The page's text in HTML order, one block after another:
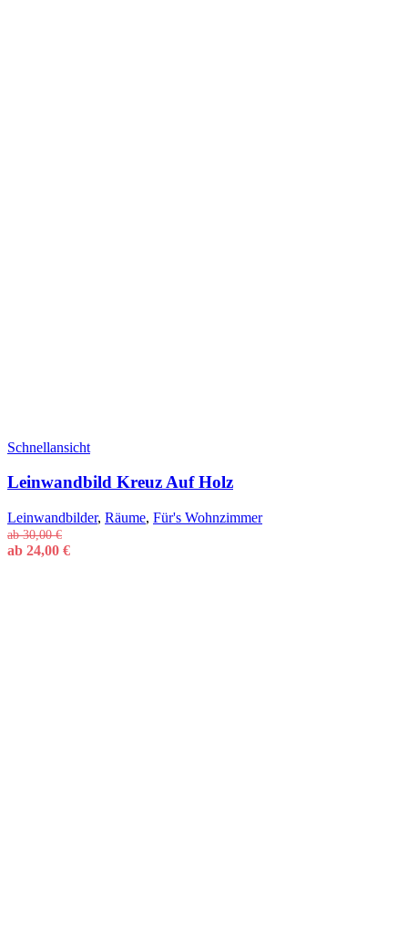
Schnellansicht
Leinwandbild Kreuz Auf Holz
Leinwandbilder, Räume, Für's Wohnzimmer
ab30,00€
ab 24,00 €